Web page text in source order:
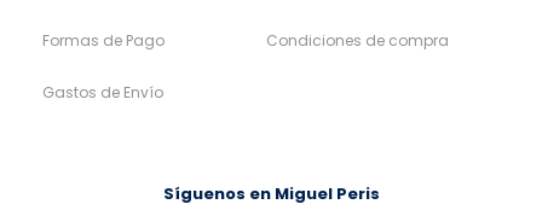
Formas de Pago
Gastos de Envío
Condiciones de compra
Síguenos en Miguel Peris